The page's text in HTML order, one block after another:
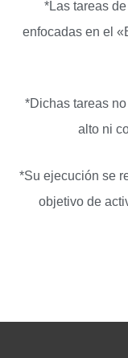
*Las tareas
enfocadas en el
*Dichas tareas
alto ni
*Su ejecución se
objetivo de